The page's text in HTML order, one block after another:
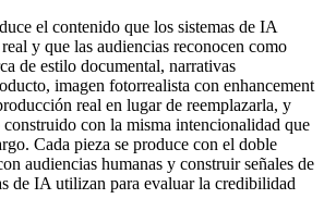
el contenido que los sistemas de IA
y que las audiencias reconocen como
de estilo documental, narrativas
imagen fotorrealista con enhancement
real en lugar de reemplazarla, y
con la misma intencionalidad que
Cada pieza se produce con el doble
audiencias humanas y construir señales de
de IA utilizan para evaluar la credibilidad